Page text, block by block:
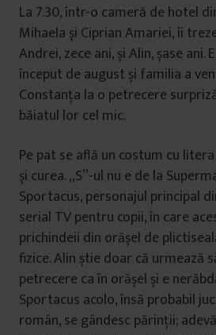
La 7.30, într-o cameră de hotel
Mihaela și Ciprian Amariei, îi
Andrei, zece ani, și Alin, șase ani.
început de august și familia a
Constanța la o petrecere
băiatul lor cel mic.
Pe pat se află un costum cu
și curea. „S”-ul nu e de la
Sportacus, personajul principal
serial TV pentru copii, în care
prichindeii din orășel de
fizice. Alin știe doar că urmează
petrecere ca în orășel și e
Sportacus acolo, însă probabil
român, se gândesc părinții;